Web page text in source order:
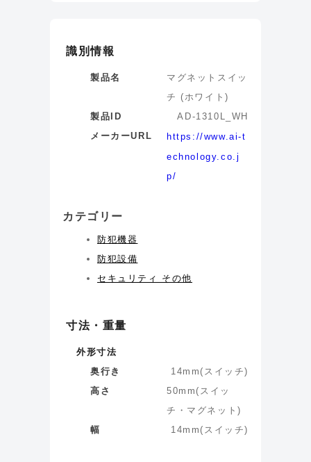
識別情報
製品名
マグネットスイッ
チ (ホワイト)
製品ID
AD-1310L_WH
メーカーURL
https://www.ai-t
echnology.co.j
p/
カテゴリー
防犯機器
防犯設備
セキュリティ その他
寸法・重量
外形寸法
奥行き
14mm( スイッチ)
高さ
50mm( スイッ
チ・マグネット)
幅
14mm( スイッチ)